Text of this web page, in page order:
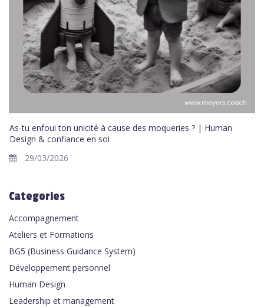
As-tu enfoui ton unicité à cause des moqueries ? | Human
Design & confiance en soi
29/03/2026
Categories
Accompagnement
Ateliers et Formations
BG5 (Business Guidance System)
Développement personnel
Human Design
Leadership et management